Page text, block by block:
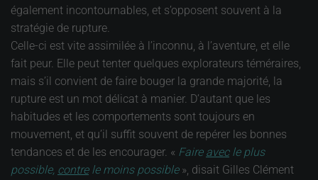
également incontournables, et s’opposent souvent à la
stratégie de rupture.
Celle-ci est vite assimilée à l’inconnu, à l’aventure, et elle
fait peur. Elle peut tenter quelques explorateurs téméraires,
mais s’il convient de faire bouger la grande majorité, la
rupture est un mot délicat à manier. D’autant que les
habitudes et les comportements sont toujours en
mouvement, et qu’il suffit souvent de repérer les bonnes
tendances et de les encourager. « Faire avecle plus
possible, contrele moins possible», disait Gilles Clément